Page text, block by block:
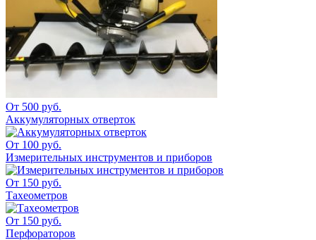
От 500 руб.
Аккумуляторных отверток
От 100 руб.
Измерительных инструментов и приборов
От 150 руб.
Тахеометров
От 150 руб.
Перфораторов